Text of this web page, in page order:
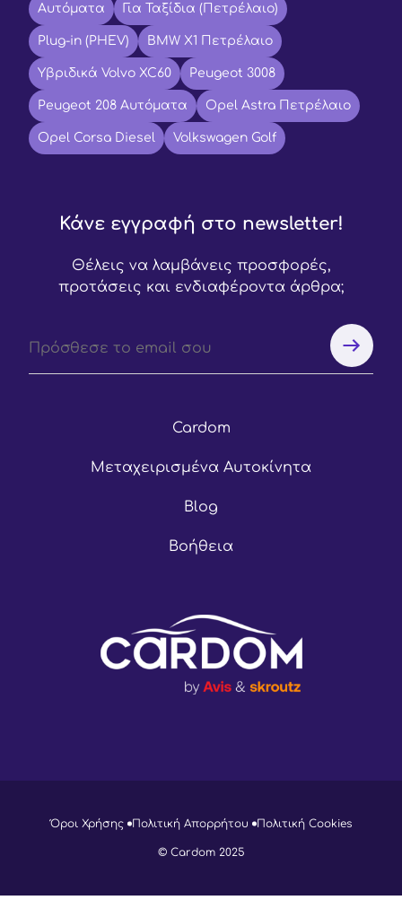
Αυτόματα Για Ταξίδια (Πετρέλαιο)
Plug-in (PHEV) BMW X1 Πετρέλαιο
Υβριδικά Volvo XC60 Peugeot 3008
Peugeot 208 Αυτόματα Opel Astra Πετρέλαιο
Opel Corsa Diesel Volkswagen Golf
Κάνε εγγραφή στο newsletter!
Θέλεις να λαμβάνεις προσφορές,
προτάσεις και ενδιαφέροντα άρθρα;
Cardom
Μεταχειρισμένα Αυτοκίνητα
Blog
Βοήθεια
Όροι Χρήσης Πολιτική Απορρήτου Πολιτική Cookies
© Cardom 2025